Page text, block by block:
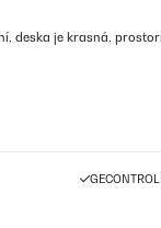
deska je krasná,